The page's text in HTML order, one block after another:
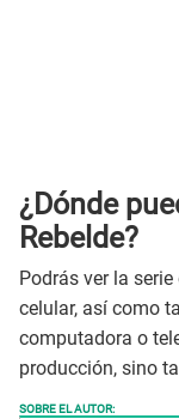
¿Dónde
Rebelde?
Podrás ver la serie
celular, así como
computadora o
producción, sino
SOBRE EL AUTOR: